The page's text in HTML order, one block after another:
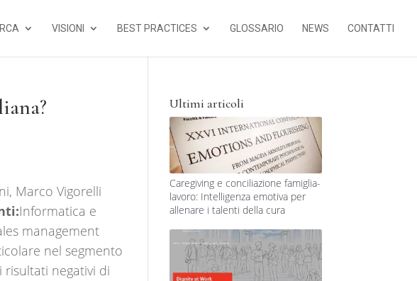
VISIONI BEST PRACTICES GLOSSARIO NEWS CONTATTI
Marco Vigorelli
Informatica e
management
nel segmento
risultati negativi di
Ultimi articoli
Caregiving e conciliazione famiglia-
lavoro: Intelligenza emotiva per
allenare i talenti della cura